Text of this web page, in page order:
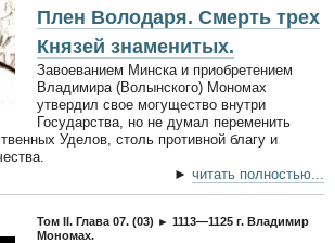
Плен Володаря. Смерть трех
Князей знаменитых.
Завоеванием Минска и приобретением
Владимира (Волынского) Мономах
утвердил свое могущество внутри
Государства, но не думал переменить
Уделов, столь противной благу и
► читать полностью...
Том II. Глава 07. (03) ► 1113—1125 г. Владимир
Мономах.